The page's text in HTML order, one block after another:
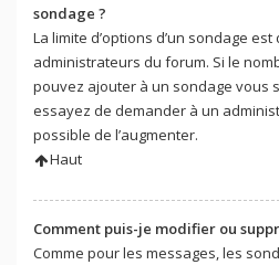
sondage ?
La limite d’options d’un sondage
administrateurs du forum. Si le
pouvez ajouter à un sondage vous
essayez de demander à un
possible de l’augmenter.
Haut
Comment puis-je modifier ou
Comme pour les messages, les